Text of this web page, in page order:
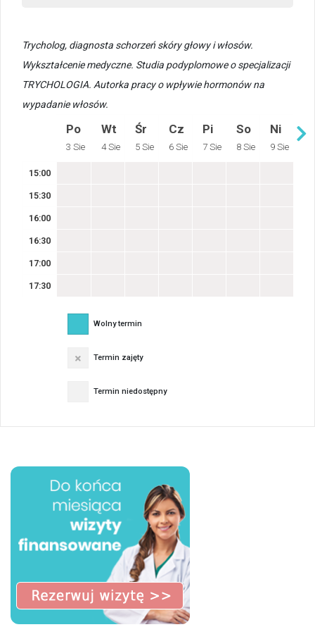
Trycholog, diagnosta schorzeń skóry głowy i włosów.
Wykształcenie medyczne. Studia podyplomowe o specjalizacji
TRYCHOLOGIA. Autorka pracy o wpływie hormonów na
wypadanie włosów.
Po
3 Sie
Wt
4 Sie
Śr
5 Sie
Cz
6 Sie
Pi
7 Sie
So
8 Sie
Ni
9 Sie
15:00
15:30
16:00
16:30
17:00
17:30
Wolny termin
Termin zajęty
Termin niedostępny